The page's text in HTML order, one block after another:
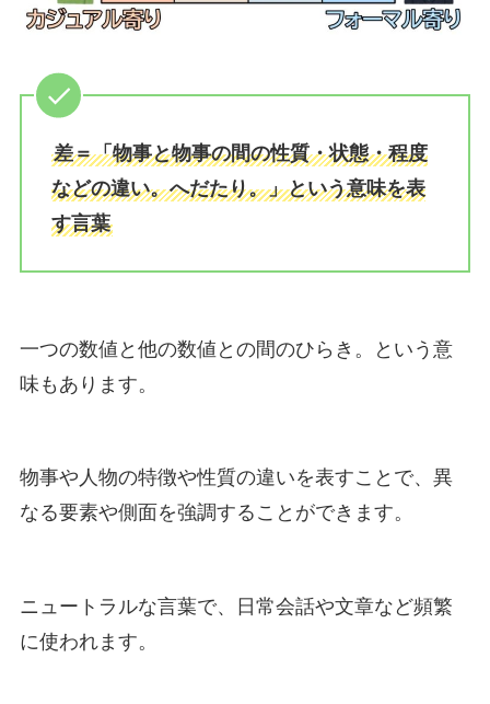
差＝「物事と物事の間の性質・状態・程度
などの違い。へだたり。」という意味を表
す言葉
一つの数値と他の数値との間のひらき。という意
味もあります。
物事や人物の特徴や性質の違いを表すことで、異
なる要素や側面を強調することができます。
ニュートラルな言葉で、日常会話や文章など頻繁
に使われます。